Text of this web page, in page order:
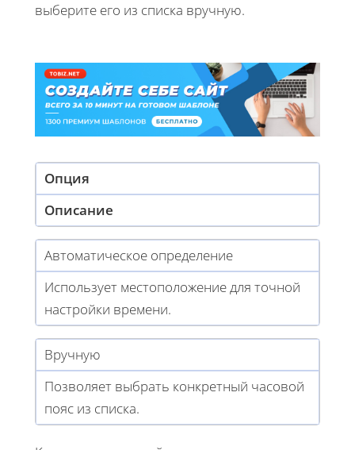
выберите его из списка вручную.
Опция
Описание
Автоматическое определение
Использует местоположение для точной
настройки времени.
Вручную
Позволяет выбрать конкретный часовой
пояс из списка.